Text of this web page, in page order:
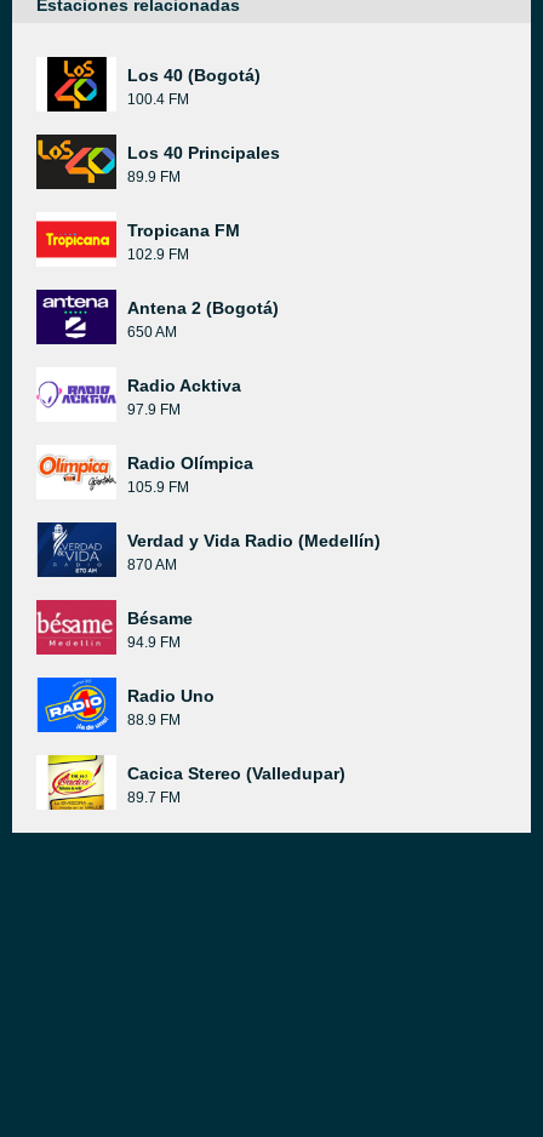
Estaciones relacionadas
Los 40 (Bogotá)
100.4 FM
Los 40 Principales
89.9 FM
Tropicana FM
102.9 FM
Antena 2 (Bogotá)
650 AM
Radio Acktiva
97.9 FM
Radio Olímpica
105.9 FM
Verdad y Vida Radio (Medellín)
870 AM
Bésame
94.9 FM
Radio Uno
88.9 FM
Cacica Stereo (Valledupar)
89.7 FM